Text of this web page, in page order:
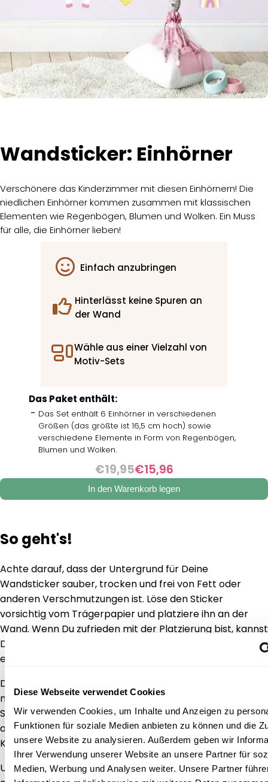
Diese Webseite verwendet Cookies
Wir verwenden Cookies, um Inhalte und Anzeigen zu
Funktionen für soziale Medien anbieten zu können und die
unsere Website zu analysieren. Außerdem geben wir
Ihrer Verwendung unserer Website an unsere Partner für
Medien, Werbung und Analysen weiter. Unsere Partner
Wandsticker: Einhörner
Verschönere das Kinderzimmer mit diesen Einhörnern! Die
niedlichen Einhörner kommen zusammen mit klassischen
Elementen wie Regenbögen, Blumen und Wolken. Ein Muss
für alle, die Einhörner lieben!
Einfach anzubringen
Hinterlässt keine Spuren an
der Wand
Wähle aus einer Vielzahl von
Motiv-Sets
Das Paket enthält:
Das Set enthält 6 Einhörner in verschiedenen
Größen (das größte ist 16,5 cm hoch) sowie
verschiedene Elemente in Form von Regenbögen,
Blumen und Wolken.
€19,95€15,96
In den Warenkorb legen
So geht's!
Achte darauf, dass der Untergrund für Deine
Wandsticker sauber, trocken und frei von Fett oder
anderen Verschmutzungen ist. Löse den Sticker
vorsichtig vom Trägerpapier und platziere ihn an der
Wand. Wenn Du zufrieden mit der Platzierung bist, kannst
Du mit der Hand über den Sticker streichen, um
eventuelle Luftbläschen zu entfernen.
Die Wandsticker sind selbstklebend und haften an den
meisten glatten und bemalten Flächen, ganz ohne
Spuren zu hinterlassen! Das bedeutet, dass ihr sie auch
an Schränke, Nachttische oder andere Möbel im
Kinderzimmer kleben könnt.
Und wenn ihr die Aufkleber später wieder entfernen